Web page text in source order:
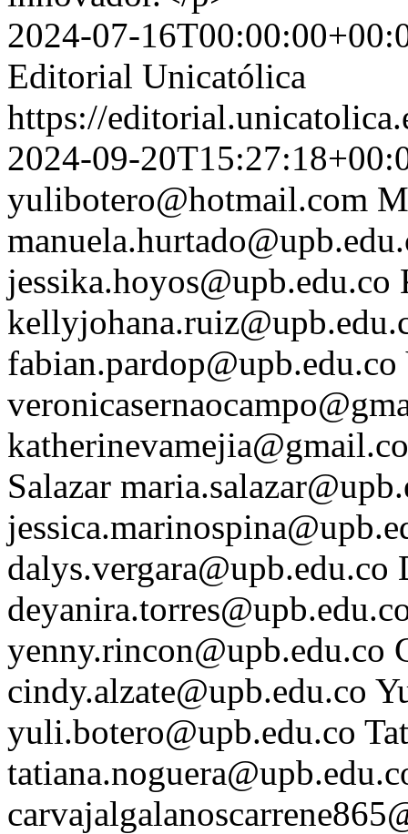
2024-07-
Editorial Unicatólica
https://
2024-09-
yulibotero@hotmail.com
jessika.hoyos@upb.edu.co
fabian.pardop@upb.edu.co
Salazar
dalys.vergara@upb.edu.co
yenny.rincon@upb.edu.co
cindy.alzate@upb.edu.co
yuli.botero@upb.edu.co